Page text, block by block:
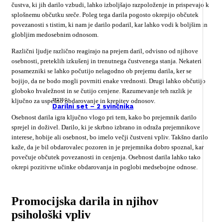
112150
Darilni set – 2 svinčnika
čustva, ki jih darilo vzbudi, lahko izboljšajo razpoloženje in prispevajo k
splošnemu občutku sreče. Poleg tega darila pogosto okrepijo občutek
povezanosti s tistim, ki nam je darilo podaril, kar lahko vodi k boljšim in
globljim medosebnim odnosom.
Različni ljudje različno reagirajo na prejem daril, odvisno od njihove
osebnosti, preteklih izkušenj in trenutnega čustvenega stanja. Nekateri
posamezniki se lahko počutijo nelagodno ob prejemu darila, ker se
bojijo, da ne bodo mogli povrniti enake vrednosti. Drugi lahko občutijo
globoko hvaležnost in se čutijo cenjene. Razumevanje teh razlik je
ključno za uspešno obdarovanje in krepitev odnosov.
Osebnost darila igra ključno vlogo pri tem, kako bo prejemnik darilo
sprejel in doživel. Darilo, ki je skrbno izbrano in odraža prejemnikove
interese, hobije ali osebnost, bo imelo večji čustveni vpliv. Takšno darilo
kaže, da je bil obdarovalec pozoren in je prejemnika dobro spoznal, kar
povečuje občutek povezanosti in cenjenja. Osebnost darila lahko tako
okrepi pozitivne učinke obdarovanja in poglobi medsebojne odnose.
Promocijska darila in njihov
psihološki vpliv